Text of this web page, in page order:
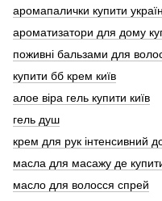
аромапалички купити
ароматизатори для дому
поживні бальзами для
купити бб крем київ
алое віра гель купити київ
гель душ
крем для рук інтенсивний
масла для масажу де
масло для волосся спрей